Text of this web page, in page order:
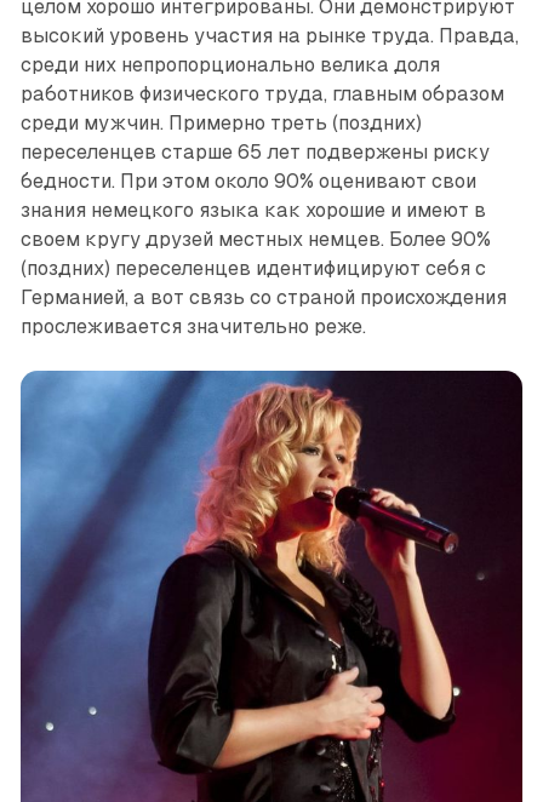
целом хорошо интегрированы. Они демонстрируют
высокий уровень учас­тия на рынке труда. Правда,
среди них непропорционально велика доля
работников физического труда, главным образом
среди мужчин. Примерно треть (поздних)
переселенцев старше 65 лет подвержены риску
бедности. При этом около 90% оценивают свои
знания немецкого языка как хорошие и имеют в
своем кругу друзей местных немцев. Более 90%
(поздних) переселенцев идентифицируют себя с
Германией, а вот связь со страной происхождения
прослеживается значительно реже.